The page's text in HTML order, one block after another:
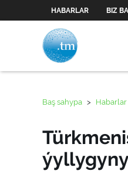
HABARLAR BIZ
Baş sahypa > Habarlar